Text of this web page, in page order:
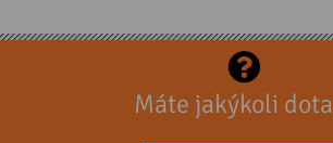
Máte jakýkoli